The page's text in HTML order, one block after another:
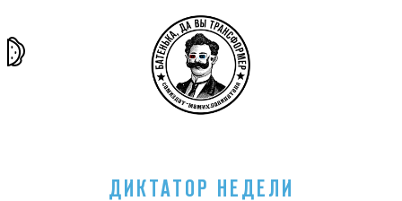
ДИКТАТОР НЕДЕЛИ